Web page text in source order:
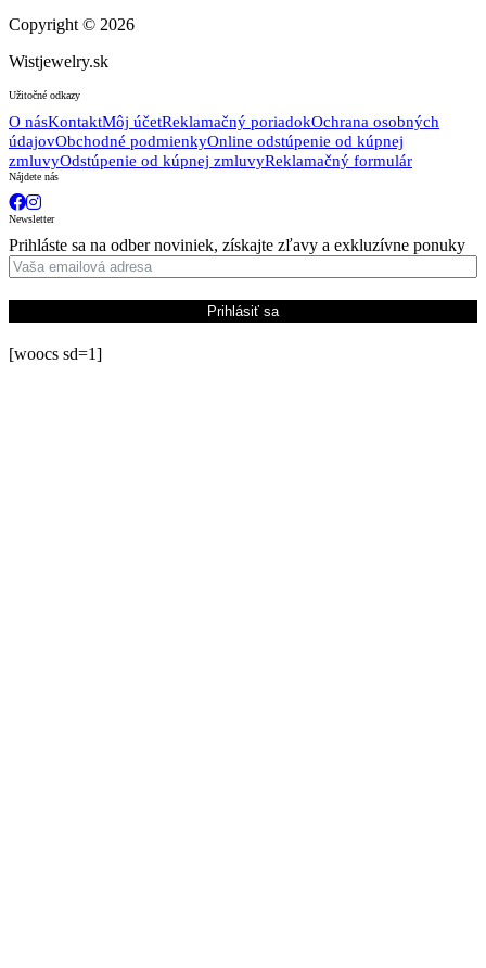
Copyright © 2026
Wistjewelry.sk
Užitočné odkazy
O násKontaktMôj účetReklamačný poriadokOchrana osobných
údajovObchodné podmienkyOnline odstúpenie od kúpnej
zmluvyOdstúpenie od kúpnej zmluvyReklamačný formulár
Nájdete nás
Newsletter
Prihláste sa na odber noviniek, získajte zľavy a exkluzívne ponuky
Prihlásiť sa
[woocs sd=1]